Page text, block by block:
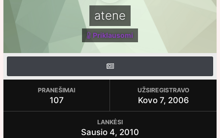
atene
Priklausomi
PRANEŠIMAI
107
UŽSIREGISTRAVO
Kovo 7, 2006
LANKĖSI
Sausio 4, 2010